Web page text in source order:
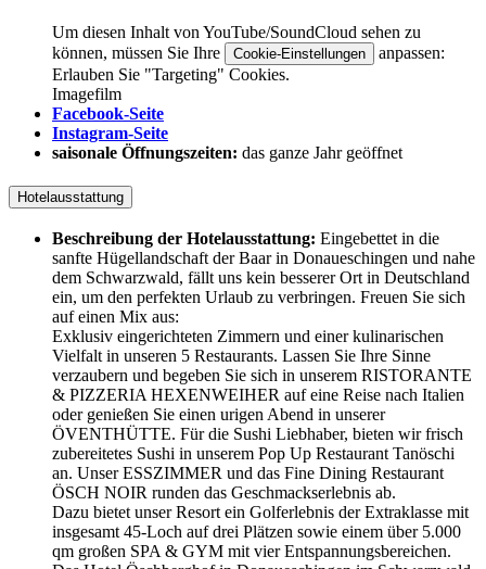
Um diesen Inhalt von YouTube/SoundCloud sehen zu
können, müssen Sie Ihre
Cookie-Einstellungen
anpassen:
Erlauben Sie "Targeting" Cookies.
Imagefilm
Facebook-Seite
Instagram-Seite
saisonale Öffnungszeiten: das ganze Jahr geöffnet
Hotelausstattung
Beschreibung der Hotelausstattung: Eingebettet in die
sanfte Hügellandschaft der Baar in Donaueschingen und nahe
dem Schwarzwald, fällt uns kein besserer Ort in Deutschland
ein, um den perfekten Urlaub zu verbringen. Freuen Sie sich
auf einen Mix aus:
Exklusiv eingerichteten Zimmern und einer kulinarischen
Vielfalt in unseren 5 Restaurants. Lassen Sie Ihre Sinne
verzaubern und begeben Sie sich in unserem RISTORANTE
& PIZZERIA HEXENWEIHER auf eine Reise nach Italien
oder genießen Sie einen urigen Abend in unserer
ÖVENTHÜTTE. Für die Sushi Liebhaber, bieten wir frisch
zubereitetes Sushi in unserem Pop Up Restaurant Tanöschi
an. Unser ESSZIMMER und das Fine Dining Restaurant
ÖSCH NOIR runden das Geschmackserlebnis ab.
Dazu bietet unser Resort ein Golferlebnis der Extraklasse mit
insgesamt 45-Loch auf drei Plätzen sowie einem über 5.000
qm großen SPA & GYM mit vier Entspannungsbereichen.